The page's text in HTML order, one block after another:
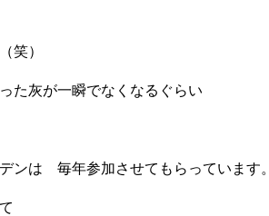
笑）
た灰が一瞬でなくなるぐらい
ンは 毎年参加させてもらっています。